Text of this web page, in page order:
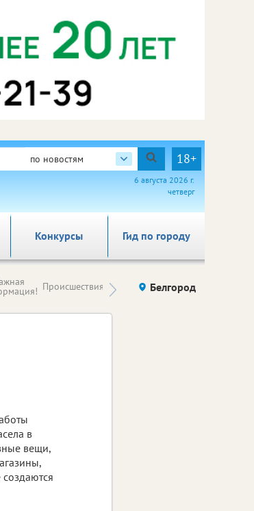
по новостям 18+
6 августа 2026 г.
четверг
Гид по городу
Конкурсы
Происшествия Здоровье компаний (на
правах
Белгород
в
вещи,